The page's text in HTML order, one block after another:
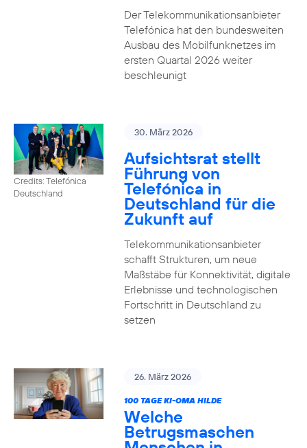
Der Telekommunikationsanbieter
Telefónica hat den bundesweiten
Ausbau des Mobilfunknetzes im
ersten Quartal 2026 weiter
beschleunigt
Credits: Telefónica
Deutschland
30. März 2026
Aufsichtsrat stellt
Führung von
Telefónica in
Deutschland für die
Zukunft auf
Telekommunikationsanbieter
schafft Strukturen, um neue
Maßstäbe für Konnektivität, digitale
Erlebnisse und technologischen
Fortschritt in Deutschland zu
setzen
26. März 2026
100 TAGE KI-OMA HILDE
Welche
Betrugsmaschen